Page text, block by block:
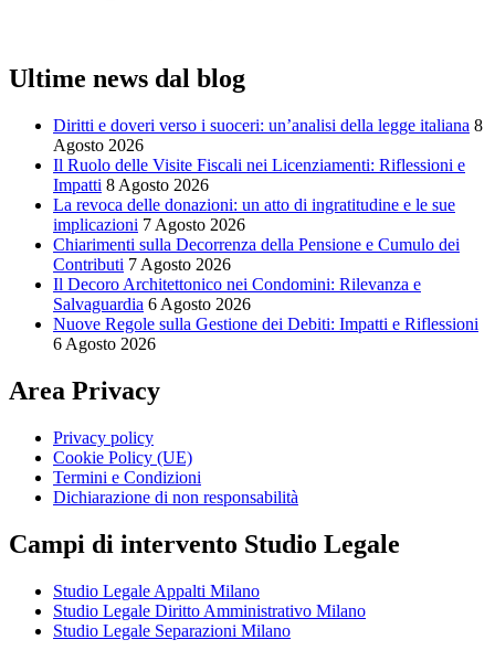
Ultime news dal blog
Diritti e doveri verso i suoceri: un’analisi della legge italiana 8
Agosto 2026
Il Ruolo delle Visite Fiscali nei Licenziamenti: Riflessioni e
Impatti 8 Agosto 2026
La revoca delle donazioni: un atto di ingratitudine e le sue
implicazioni 7 Agosto 2026
Chiarimenti sulla Decorrenza della Pensione e Cumulo dei
Contributi 7 Agosto 2026
Il Decoro Architettonico nei Condomini: Rilevanza e
Salvaguardia 6 Agosto 2026
Nuove Regole sulla Gestione dei Debiti: Impatti e Riflessioni
6 Agosto 2026
Area Privacy
Privacy policy
Cookie Policy (UE)
Termini e Condizioni
Dichiarazione di non responsabilità
Campi di intervento Studio Legale
Studio Legale Appalti Milano
Studio Legale Diritto Amministrativo Milano
Studio Legale Separazioni Milano